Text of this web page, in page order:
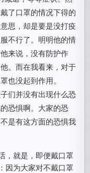
了口罩的情况下得的
思，却是要是没打疫
不行了。明明他的情
来说，没有防护作
。而在我看来，对于
也没起到作用。
们并没有出现什么恐
恐惧啊。大家的恐
是有这方面的恐惧我
，就是，即便戴口罩
因为大家对不戴口罩